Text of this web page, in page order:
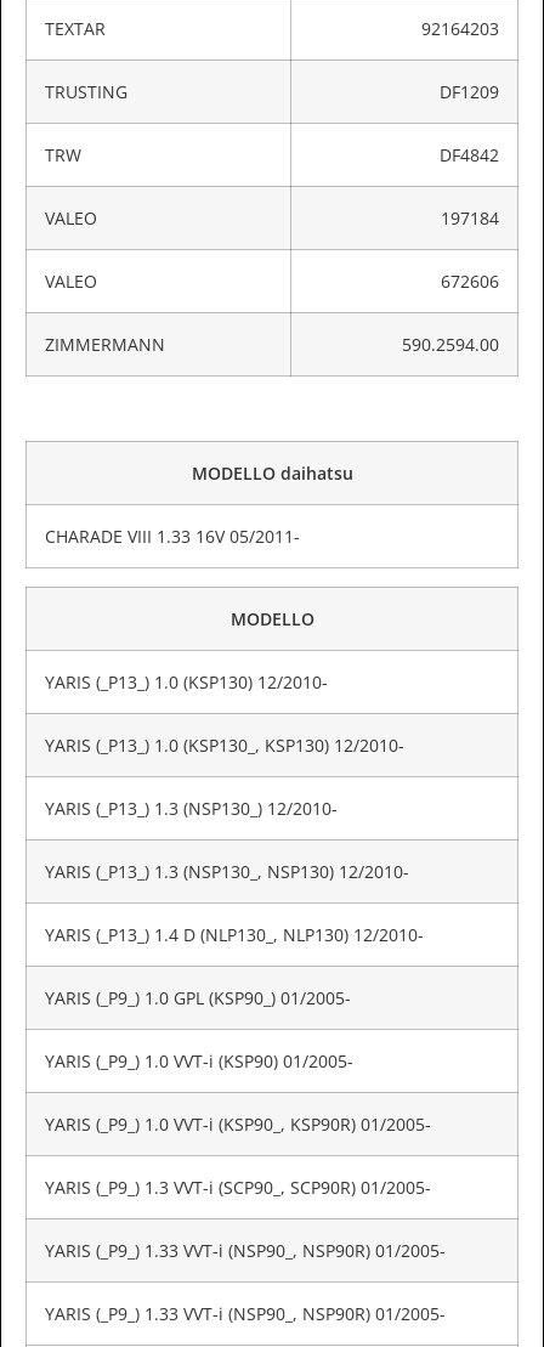
TEXTAR 92164203
TRUSTING DF1209
TRW DF4842
VALEO 197184
VALEO 672606
ZIMMERMANN 590.2594.00
MODELLO daihatsu
CHARADE VIII 1.33 16V 05/2011-
MODELLO
YARIS (_P13_) 1.0 (KSP130) 12/2010-
YARIS (_P13_) 1.0 (KSP130_, KSP130) 12/2010-
YARIS (_P13_) 1.3 (NSP130_) 12/2010-
YARIS (_P13_) 1.3 (NSP130_, NSP130) 12/2010-
YARIS (_P13_) 1.4 D (NLP130_, NLP130) 12/2010-
YARIS (_P9_) 1.0 GPL (KSP90_) 01/2005-
YARIS (_P9_) 1.0 VVT-i (KSP90) 01/2005-
YARIS (_P9_) 1.0 VVT-i (KSP90_, KSP90R) 01/2005-
YARIS (_P9_) 1.3 VVT-i (SCP90_, SCP90R) 01/2005-
YARIS (_P9_) 1.33 VVT-i (NSP90_, NSP90R) 01/2005-
YARIS (_P9_) 1.33 VVT-i (NSP90_, NSP90R) 01/2005-